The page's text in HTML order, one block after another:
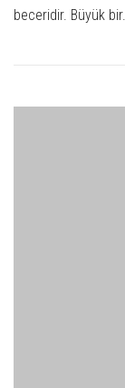
beceridir. Büyük